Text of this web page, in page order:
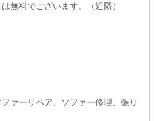
料でございます。（近隣）
ァーリペア、ソファー修理、張り